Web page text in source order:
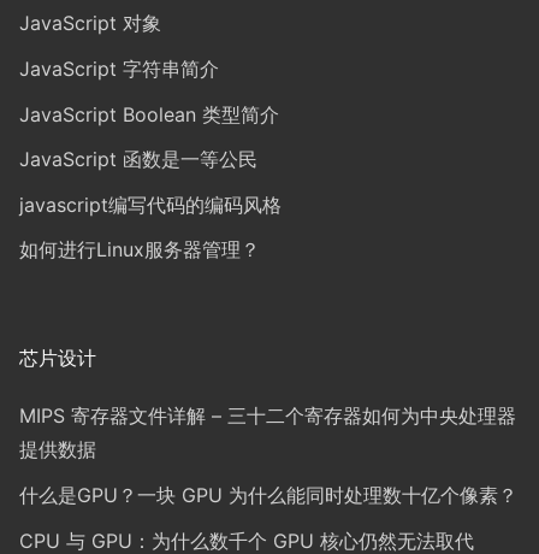
JavaScript 对象
JavaScript 字符串简介
JavaScript Boolean 类型简介
JavaScript 函数是一等公民
javascript编写代码的编码风格
如何进行Linux服务器管理？
芯片设计
MIPS 寄存器文件详解 – 三十二个寄存器如何为中央处理器
提供数据
什么是GPU？一块 GPU 为什么能同时处理数十亿个像素？
CPU 与 GPU：为什么数千个 GPU 核心仍然无法取代